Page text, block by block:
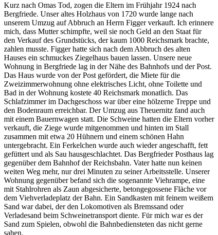
Kurz nach Omas Tod, zogen die Eltern im Frühjahr 1924 nach
Bergfriede. Unser altes Holzhaus von 1720 wurde lange nach
unserem Umzug auf Abbruch an Herrn Figger verkauft. Ich erinnere
mich, dass Mutter schimpfte, weil sie noch Geld an den Staat für
den Verkauf des Grundstücks, der kaum 1000 Reichsmark brachte,
zahlen musste. Figger hatte sich nach dem Abbruch des alten
Hauses ein schmuckes Ziegelhaus bauen lassen. Unsere neue
Wohnung in Bergfriede lag in der Nähe des Bahnhofs und der Post.
Das Haus wurde von der Post gefördert, die Miete für die
Zweizimmerwohnung ohne elektrisches Licht, ohne Toilette und
Bad in der Wohnung kostete 40 Reichsmark monatlich. Das
Schlafzimmer im Dachgeschoss war über eine hölzerne Treppe und
den Bodenraum erreichbar. Der Umzug aus Theuernitz fand auch
mit einem Bauernwagen statt. Die Schweine hatten die Eltern vorher
verkauft, die Ziege wurde mitgenommen und hinten im Stall
zusammen mit etwa 20 Hühnern und einem schönen Hahn
untergebracht. Ein Ferkelchen wurde auch wieder angeschafft, fett
gefüttert und als Sau hausgeschlachtet. Das Bergfrieder Posthaus lag
gegenüber dem Bahnhof der Reichsbahn. Vater hatte nun keinen
weiten Weg mehr, nur drei Minuten zu seiner Arbeitsstelle. Unserer
Wohnung gegenüber befand sich die sogenannte Viehrampe, eine
mit Stahlrohren als Zaun abgesicherte, betongegossene Fläche vor
dem Viehverladeplatz der Bahn. Ein Sandkasten mit feinem weißem
Sand war dabei, der den Lokomotiven als Bremssand oder
Verladesand beim Schweinetransport diente. Für mich war es der
Sand zum Spielen, obwohl die Bahnbediensteten das nicht gerne
sahen.